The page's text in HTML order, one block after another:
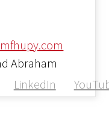
LinkedIn
Abraham